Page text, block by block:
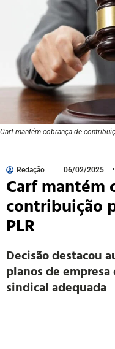
Carf mantém cobrança de
Redação 06/02/2025
Carf mantém
contribuição
PLR
Decisão destacou
planos de
sindical adequada